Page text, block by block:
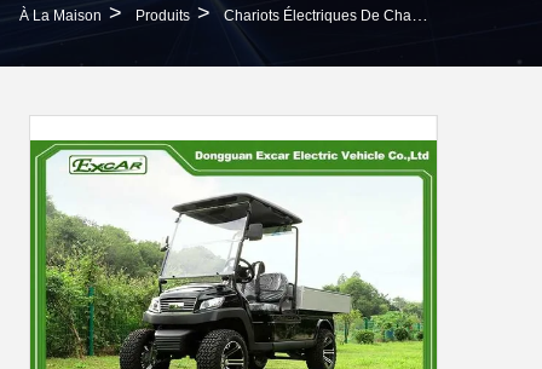
À La Maison > Produits > Chariots Électriques De Chasse